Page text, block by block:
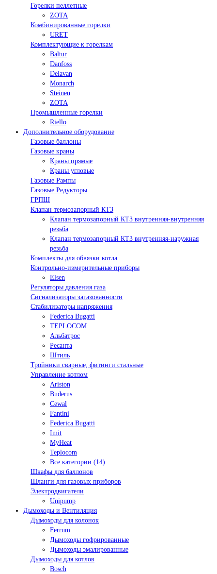
Горелки пеллетные
ZOTA
Комбинированные горелки
URET
Комплектующие к горелкам
Baltur
Danfoss
Delavan
Monarch
Steinen
ZOTA
Промышленные горелки
Riello
Дополнительное оборудование
Газовые баллоны
Газовые краны
Краны прямые
Краны угловые
Газовые Рампы
Газовые Редукторы
ГРПШ
Клапан термозапорный КТЗ
Клапан термозапорный КТЗ внутренняя-внутренняя
резьба
Клапан термозапорный КТЗ внутренняя-наружная
резьба
Комплекты для обвязки котла
Контрольно-измерительные приборы
Elsen
Регуляторы давления газа
Сигнализаторы загазованности
Стабилизаторы напряжения
Federica Bugatti
TEPLOCOM
Альбатрос
Ресанта
Штиль
Тройники сварные, фитинги стальные
Управление котлом
Ariston
Buderus
Cewal
Fantini
Federica Bugatti
Imit
MyHeat
Teplocom
Все категории (14)
Шкафы для баллонов
Шланги для газовых приборов
Электродвигатели
Unipump
Дымоходы и Вентиляция
Дымоходы для колонок
Ferrum
Дымоходы гофрированные
Дымоходы эмалированные
Дымоходы для котлов
Bosch